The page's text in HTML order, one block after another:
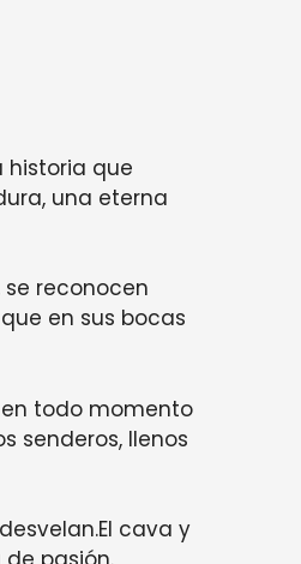
historia que
una eterna
reconocen
en sus bocas
en todo momento
senderos, llenos
cava y